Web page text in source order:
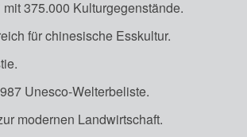
375.000 Kulturgegenstände.
für chinesische Esskultur.
Unesco-Welterbeliste.
modernen Landwirtschaft.